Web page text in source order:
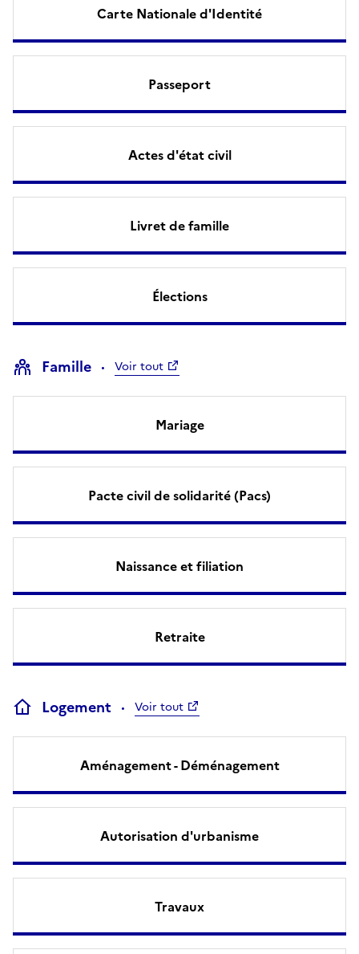
Carte Nationale d'Identité
Passeport
Actes d'état civil
Livret de famille
Élections
Famille Voir tout
Mariage
Pacte civil de solidarité (Pacs)
Naissance et filiation
Retraite
Logement Voir tout
Aménagement - Déménagement
Autorisation d'urbanisme
Travaux